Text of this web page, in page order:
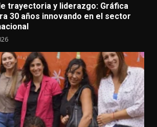
trayectoria y liderazgo: Gráfica
30 años innovando en el sector